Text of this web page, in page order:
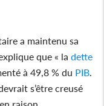
a maintenu sa
explique que « ladette
à 49,8 % du PIB
s’être creusé